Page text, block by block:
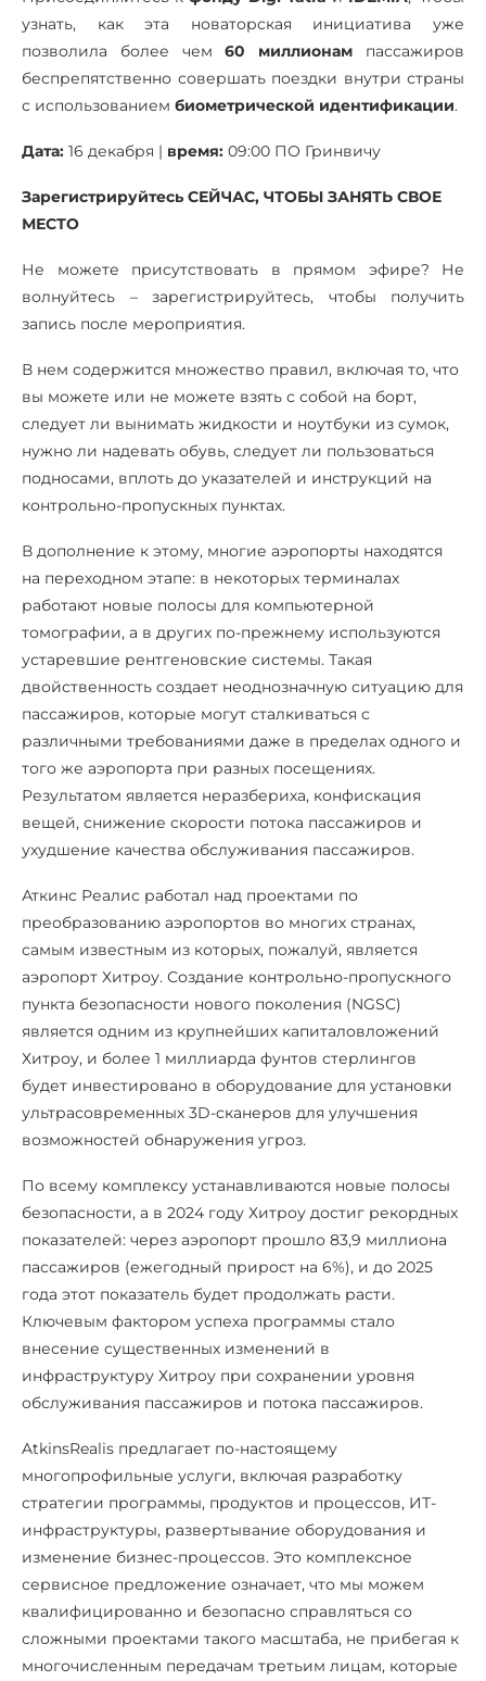
узнать, как эта новаторская инициатива уже
позволила более чем60 миллионам пассажиров
беспрепятственно совершать поездки внутри страны
с использованием биометрической идентификации.
Дата: 16 декабря | время: 09:00 ПО Гринвичу
Зарегистрируйтесь СЕЙЧАС, ЧТОБЫ ЗАНЯТЬ СВОЕ
МЕСТО
Не можете присутствовать в прямом эфире? Не
волнуйтесь – зарегистрируйтесь, чтобы получить
запись после мероприятия.
В нем содержится множество правил, включая то, что
вы можете или не можете взять с собой на борт,
следует ли вынимать жидкости и ноутбуки из сумок,
нужно ли надевать обувь, следует ли пользоваться
подносами, вплоть до указателей и инструкций на
контрольно-пропускных пунктах.
В дополнение к этому, многие аэропорты находятся
на переходном этапе: в некоторых терминалах
работают новые полосы для компьютерной
томографии, а в других по-прежнему используются
устаревшие рентгеновские системы. Такая
двойственность создает неоднозначную ситуацию для
пассажиров, которые могут сталкиваться с
различными требованиями даже в пределах одного и
того же аэропорта при разных посещениях.
Результатом является неразбериха, конфискация
вещей, снижение скорости потока пассажиров и
ухудшение качества обслуживания пассажиров.
Аткинс Реалис работал над проектами по
преобразованию аэропортов во многих странах,
самым известным из которых, пожалуй, является
аэропорт Хитроу. Создание контрольно-пропускного
пункта безопасности нового поколения (NGSC)
является одним из крупнейших капиталовложений
Хитроу, и более 1 миллиарда фунтов стерлингов
будет инвестировано в оборудование для установки
ультрасовременных 3D-сканеров для улучшения
возможностей обнаружения угроз.
По всему комплексу устанавливаются новые полосы
безопасности, а в 2024 году Хитроу достиг рекордных
показателей: через аэропорт прошло 83,9 миллиона
пассажиров (ежегодный прирост на 6%), и до 2025
года этот показатель будет продолжать расти.
Ключевым фактором успеха программы стало
внесение существенных изменений в
инфраструктуру Хитроу при сохранении уровня
обслуживания пассажиров и потока пассажиров.
AtkinsRealis предлагает по-настоящему
многопрофильные услуги, включая разработку
стратегии программы, продуктов и процессов, ИТ-
инфраструктуры, развертывание оборудования и
изменение бизнес-процессов. Это комплексное
сервисное предложение означает, что мы можем
квалифицированно и безопасно справляться со
сложными проектами такого масштаба, не прибегая к
многочисленным передачам третьим лицам, которые